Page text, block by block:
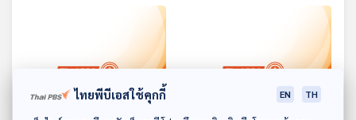
ไทยพีบีเอสใช้คุกกี้ EN TH